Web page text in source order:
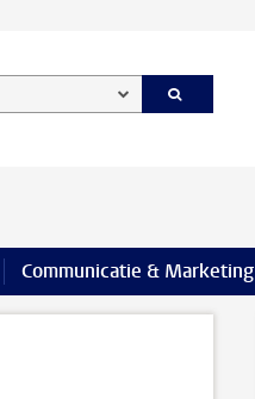
Onderzoek pagina’s
Communicatie & Marketing